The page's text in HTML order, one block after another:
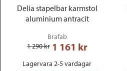
Delia stapelbar karmstol
aluminium antracit
Brafab
1 290 kr 1 161 kr
Lagervara 2-5 vardagar